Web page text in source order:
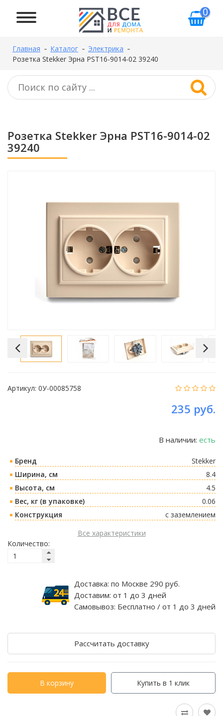
0
Главная Каталог
Электрика
Розетка Stekker Эрна PST16-9014-02 39240
Розетка Stekker Эрна PST16-9014-02
39240
Артикул: 0У-00085758
235 руб.
В наличии: есть
Бренд
Stekker
Ширина, см
8.4
Высота, см
4.5
Вес, кг (в упаковке)
0.06
Конструкция
с заземлением
Все характеристики
Количество:
Доставка: по Москве 290 руб.
Доставим: от 1 до 3 дней
Самовывоз: Бесплатно / от 1 до 3 дней
Рассчитать доставку
В корзину Купить в 1 клик